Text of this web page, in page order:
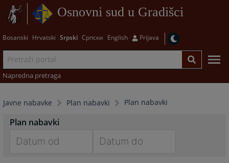
Osnovni sud u Gradišci
Bosanski Hrvatski Srpski Српски English Prijava
Napredna pretraga
Javne nabavke Plan nabavki Plan nabavki
Plan nabavki